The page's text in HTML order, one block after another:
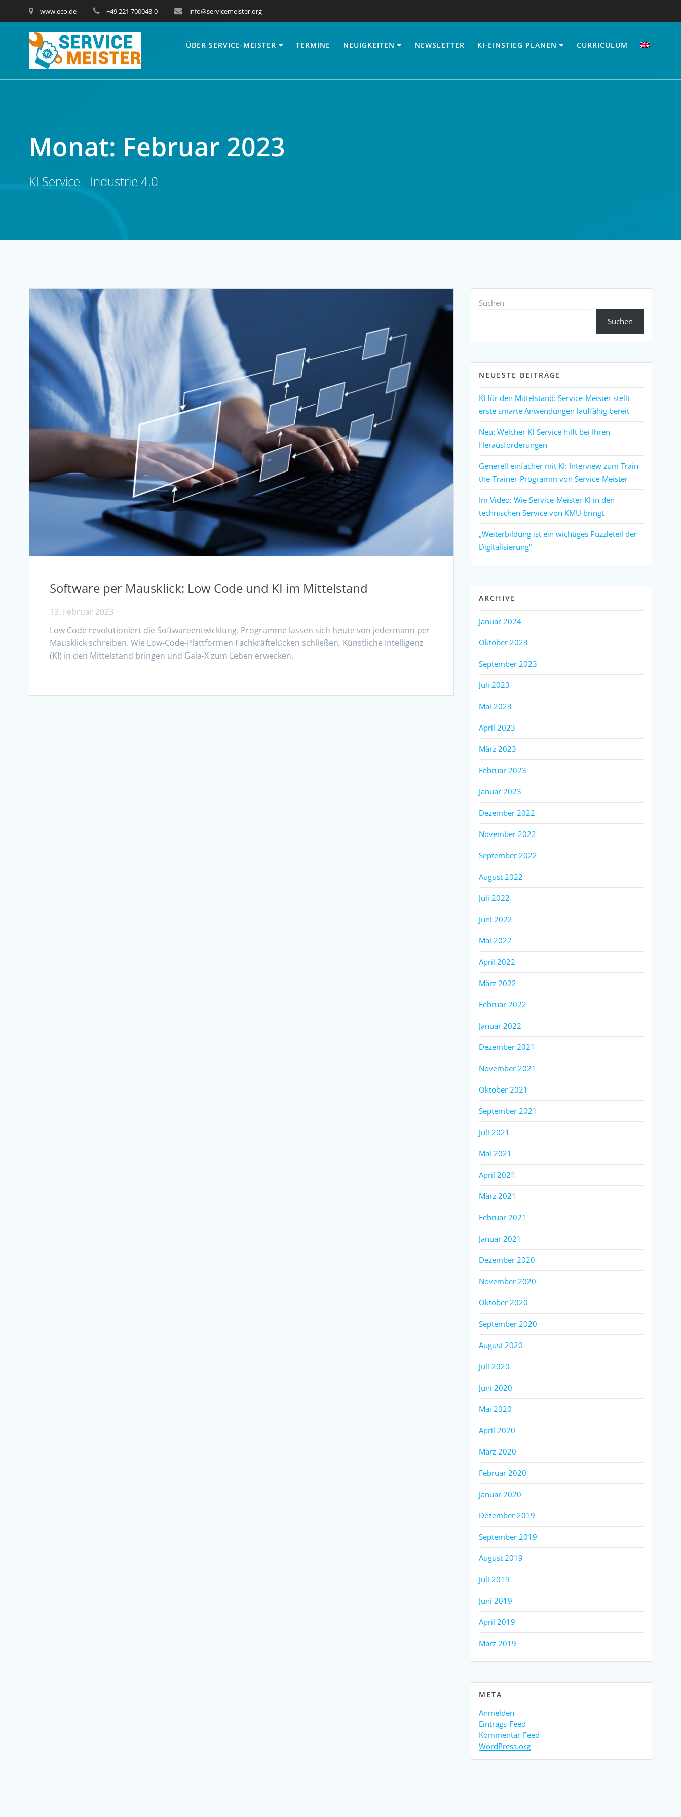
www.eco.de +49 221 700048-0 info@servicemeister.org
ÜBER SERVICE-MEISTER TERMINE NEUIGKEITEN NEWSLETTER KI-EINSTIEG PLANEN CURRICULUM
Monat: Februar 2023
KI Service - Industrie 4.0
Software per Mausklick: Low Code und KI im Mittelstand
13. Februar 2023
Low Code revolutioniert die Softwareentwicklung. Programme lassen sich heute von jedermann per
Mausklick schreiben. Wie Low-Code-Plattformen Fachkräftelücken schließen, Künstliche Intelligenz
(KI) in den Mittelstand bringen und Gaia-X zum Leben erwecken.
Suchen
Suchen
NEUESTE BEITRÄGE
KI für den Mittelstand: Service-Meister stellt
erste smarte Anwendungen lauffähig bereit
Neu: Welcher KI-Service hilft bei Ihren
Herausforderungen
Generell einfacher mit KI: Interview zum Train-
the-Trainer-Programm von Service-Meister
Im Video: Wie Service-Meister KI in den
technischen Service von KMU bringt
„Weiterbildung ist ein wichtiges Puzzleteil der
Digitalisierung“
ARCHIVE
Januar 2024
Oktober 2023
September 2023
Juli 2023
Mai 2023
April 2023
März 2023
Februar 2023
Januar 2023
Dezember 2022
November 2022
September 2022
August 2022
Juli 2022
Juni 2022
Mai 2022
April 2022
März 2022
Februar 2022
Januar 2022
Dezember 2021
November 2021
Oktober 2021
September 2021
Juli 2021
Mai 2021
April 2021
März 2021
Februar 2021
Januar 2021
Dezember 2020
November 2020
Oktober 2020
September 2020
August 2020
Juli 2020
Juni 2020
Mai 2020
April 2020
März 2020
Februar 2020
Januar 2020
Dezember 2019
September 2019
August 2019
Juli 2019
Juni 2019
April 2019
März 2019
META
Anmelden
Eintrags-Feed
Kommentar-Feed
WordPress.org